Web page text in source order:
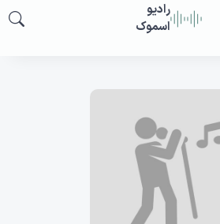
رادیو
اسموک